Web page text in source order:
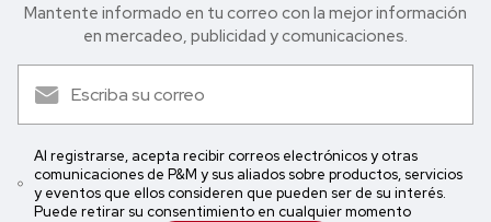
Mantente informado en tu correo con la mejor in formación
en mercadeo, publicidad y comunicaciones.
Al registrarse, acepta recibir correos electrónicos y otras
comunicaciones de P&M y sus aliados sobre productos, servicios
y eventos que ellos consideren que pueden ser de su interés.
Puede retirar su consentimiento en cualquier momento